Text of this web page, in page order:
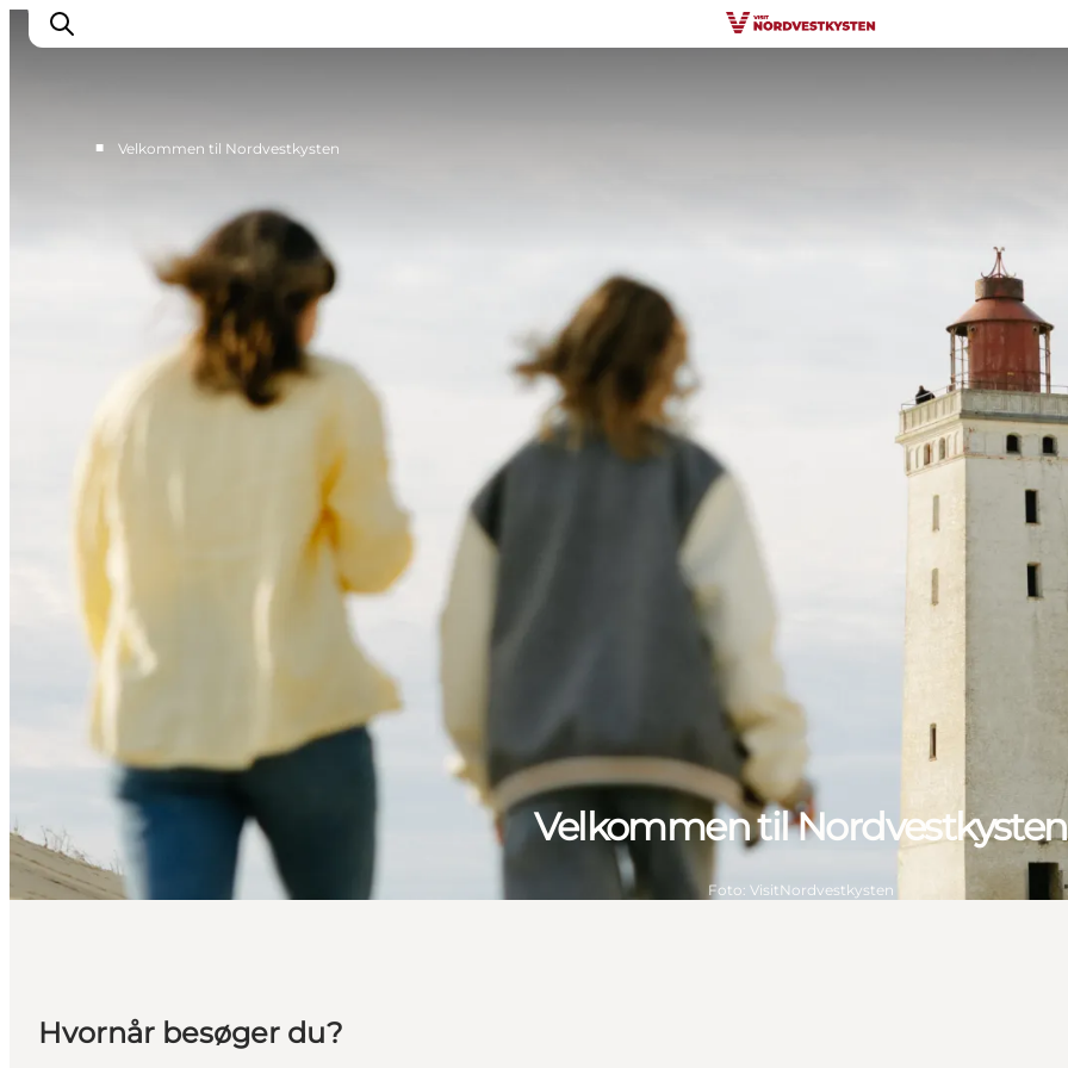
Handicapvenlig ferie
Overnatning
Planlæg din ferie
■ Velkommen til Nordvestkysten
Velkommen til Nordvestkysten
Foto: VisitNordvestkysten
Hvornår besøger du?